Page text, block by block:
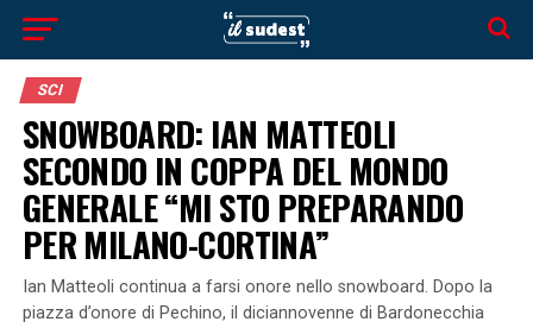
SCI
SNOWBOARD: IAN MATTEOLI
SECONDO IN COPPA DEL MONDO
GENERALE “MI STO PREPARANDO
PER MILANO-CORTINA”
Ian Matteoli continua a farsi onore nello snowboard. Dopo la
piazza d’onore di Pechino, il diciannovenne di Bardonecchia